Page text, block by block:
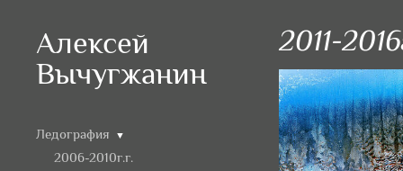
Алексей
Вычугжанин
Ледография ▼
2006-2010г.г.
2011-